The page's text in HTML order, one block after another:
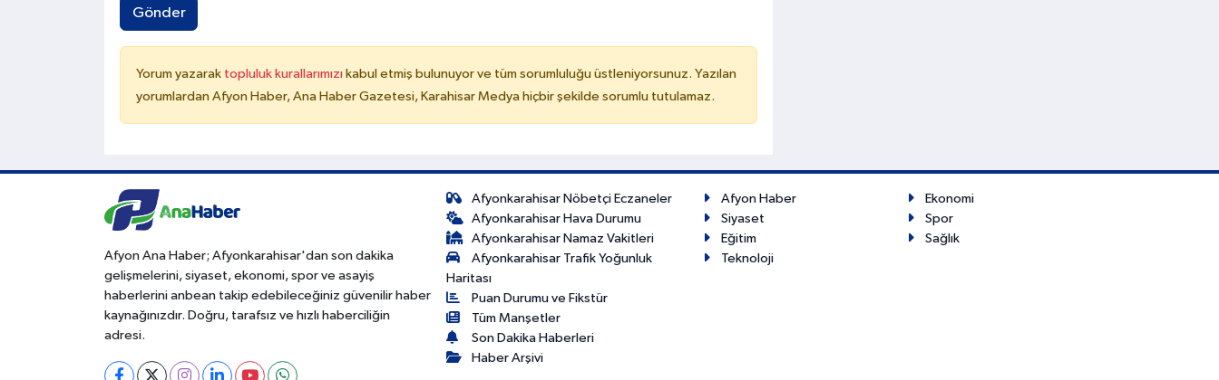
Gönder
Yorum yazarak topluluk kurallarımızı kabul etmiş bulunuyor ve tüm sorumluluğu üstleniyorsunuz. Yazılan
yorumlardan Afyon Haber, Ana Haber Gazetesi, Karahisar Medya hiçbir şekilde sorumlu tutulamaz.
Afyon Ana Haber; Afyonkarahisar'dan son dakika
gelişmelerini, siyaset, ekonomi, spor ve asayiş
haberlerini anbean takip edebileceğiniz güvenilir haber
kaynağınızdır. Doğru, tarafsız ve hızlı haberciliğin
adresi.
Afyonkarahisar Nöbetçi Eczaneler
Afyonkarahisar Hava Durumu
Afyonkarahisar Namaz Vakitleri
Afyonkarahisar Trafik Yoğunluk
Haritası
Puan Durumu ve Fikstür
Tüm Manşetler
Son Dakika Haberleri
Haber Arşivi
Afyon Haber
Ekonomi
Siyaset
Spor
Eğitim
Sağlık
Teknoloji